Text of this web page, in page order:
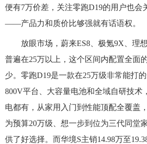
便有7万价差，关注零跑D19的用户也会
——产品力和质价比够强就有话语权。
放眼市场，蔚来ES8、极氪9X、理
普遍在25万以上，这个区间内配置全面
少。零跑D19是一款在25万级非常能打
800V平台、大容量电池和全域自研技术
电都有，从家用入门到性能顶配全覆盖
为预算20万级、想一步到位为三代同堂
供了好选择。而华境S主销14.98万至